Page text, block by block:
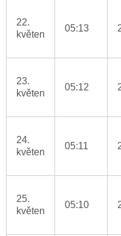
22.
květen
05:13
23.
květen
05:12
24.
květen
05:11
25.
květen
05:10